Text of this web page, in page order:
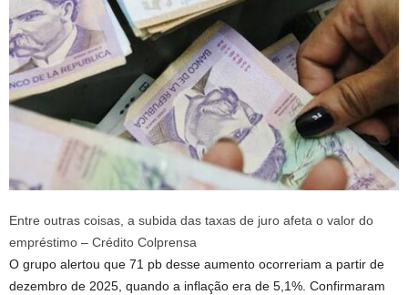
Entre outras coisas, a subida das taxas de juro afeta o valor do
empréstimo – Crédito Colprensa
O grupo alertou que 71 pb desse aumento ocorreriam a partir de
dezembro de 2025, quando a inflação era de 5,1%. Confirmaram